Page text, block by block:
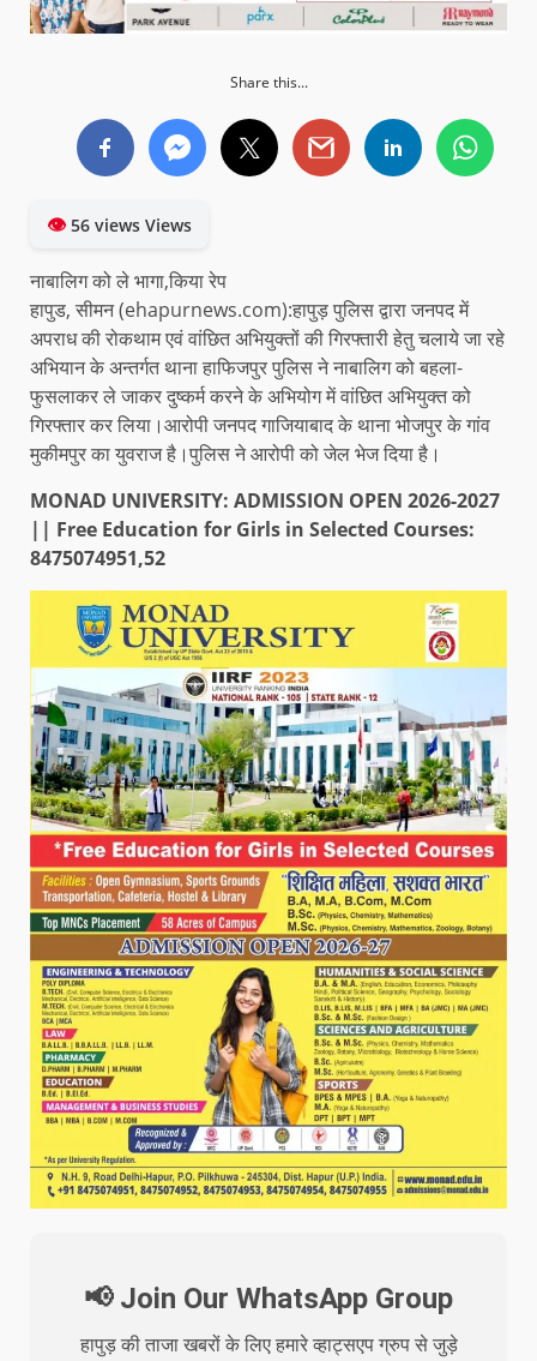
Share this...
👁56 views Views
नाबालिग को ले भागा,किया रेप
हापुड, सीमन (ehapurnews.com):हापुड़ पुलिस द्वारा जनपद में
अपराध की रोकथाम एवं वांछित अभियुक्तों की गिरफ्तारी हेतु चलाये जा रहे
अभियान के अन्तर्गत थाना हाफिजपुर पुलिस ने नाबालिग को बहला-
फुसलाकर ले जाकर दुष्कर्म करने के अभियोग में वांछित अभियुक्त को
गिरफ्तार कर लिया।आरोपी जनपद गाजियाबाद के थाना भोजपुर के गांव
मुकीमपुर का युवराज है।पुलिस ने आरोपी को जेल भेज दिया है।
MONAD UNIVERSITY: ADMISSION OPEN 2026-2027
|| Free Education for Girls in Selected Courses:
8475074951,52
📢 Join Our WhatsApp Group
हापुड़ की ताजा खबरों के लिए हमारे व्हाट्सएप ग्रुप से जुड़े